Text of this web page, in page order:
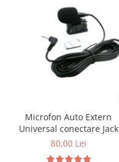
Microfon Auto Extern
Universal conectare Jack
3.5mm
80,00 Lei